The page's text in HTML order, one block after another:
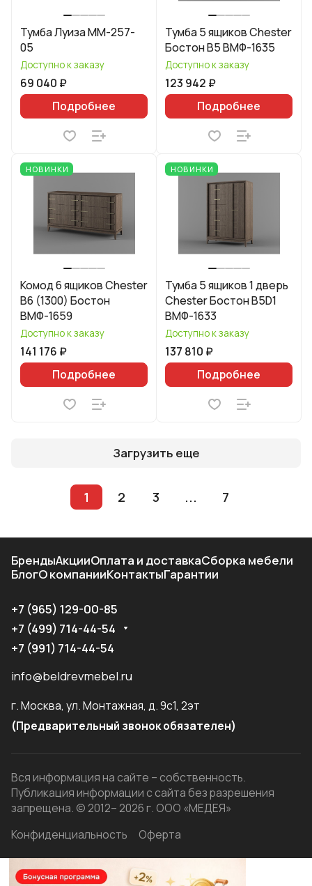
Тумба Луиза ММ-257-
05
Доступно к заказу
69 040 ₽
Подробнее
Тумба 5 ящиков Chester
Бостон B5 ВМФ-1635
Доступно к заказу
123 942 ₽
Подробнее
НОВИНКИ
Комод 6 ящиков Chester
B6 (1300) Бостон
ВМФ-1659
Доступно к заказу
141 176 ₽
Подробнее
НОВИНКИ
Тумба 5 ящиков 1 дверь
Chester Бостон B5D1
ВМФ-1633
Доступно к заказу
137 810 ₽
Подробнее
Загрузить еще
1 2 3 ... 7
БрендыАкцииОплата и доставкаСборка мебели
БлогО компанииКонтактыГарантии
+7 (965) 129-00-85
+7 (499) 714-44-54
+7 (991) 714-44-54
info@beldrevmebel.ru
г. Москва, ул. Монтажная, д. 9с1, 2эт
(Предварительный звонок обязателен)
Вся информация на сайте – собственность.
Публикация информации с сайта без разрешения
запрещена. © 2012– 2026 г. ООО «МЕДЕЯ»
Конфиденциальность
Оферта